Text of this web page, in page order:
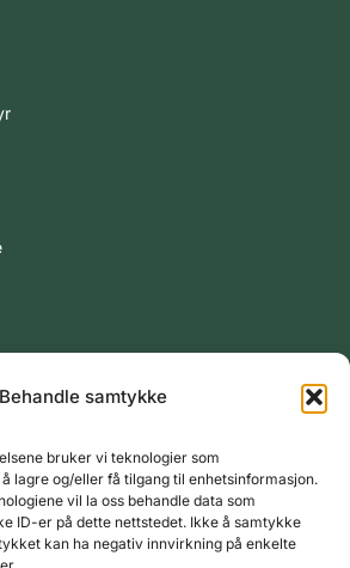
Behandle samtykke
bruker vi teknologier som
lagre og/eller få tilgang til enhetsinformasjon.
vil la oss behandle data som
ID-er på dette nettstedet. Ikke å samtykke
kan ha negativ innvirkning på enkelte